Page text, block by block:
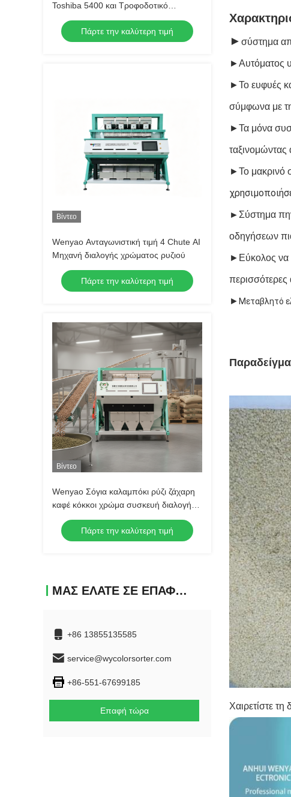
Toshiba 5400 και Τροφοδοτικό
220V/50Hz για Βάρος Διαλογής 300-
500 kg
Πάρτε την καλύτερη τιμή
Βίντεο
Wenyao Ανταγωνιστική τιμή 4 Chute AI
Μηχανή διαλογής χρώματος ρυζιού
Πάρτε την καλύτερη τιμή
Βίντεο
Wenyao Σόγια καλαμπόκι ρύζι ζάχαρη
καφέ κόκκοι χρώμα συσκευή διαλογής
Νέο σχεδιασμό πλήρης αυτόματη
συσκευή διαλογής χρώματος
Πάρτε την καλύτερη τιμή
ΜΑΣ ΕΛΆΤΕ ΣΕ ΕΠΑΦΉ ΜΕ
+86 13855135585
service@wycolorsorter.com
+86-551-67699185
Επαφή τώρα
► σύστημα
►Αυτόματος
►Το ευφυές
σύμφωνα με
►Τα μόνα
►Το μακρινό
► Σύστημα
οδηγήσεων
► Εύκολος να
► Μεταβλητό
Χαιρετίστε τη